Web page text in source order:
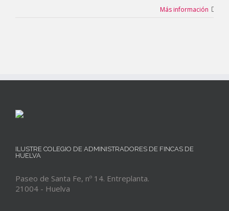
Más información
ILUSTRE COLEGIO DE ADMINISTRADORES DE FINCAS DE
HUELVA
Paseo de Santa Fe, nº 14. Entreplanta.
21004 - Huelva